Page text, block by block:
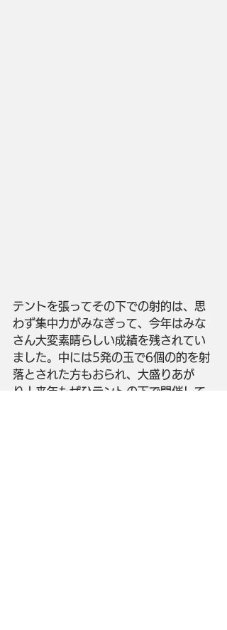
テントを張ってその下での射的は、思
わず集中力がみなぎって、今年はみな
さん大変素晴らしい成績を残されてい
ました。中には5発の玉で6個の的を射
落とされた方もおられ、大盛りあが
り！来年もぜひテントの下で開催して